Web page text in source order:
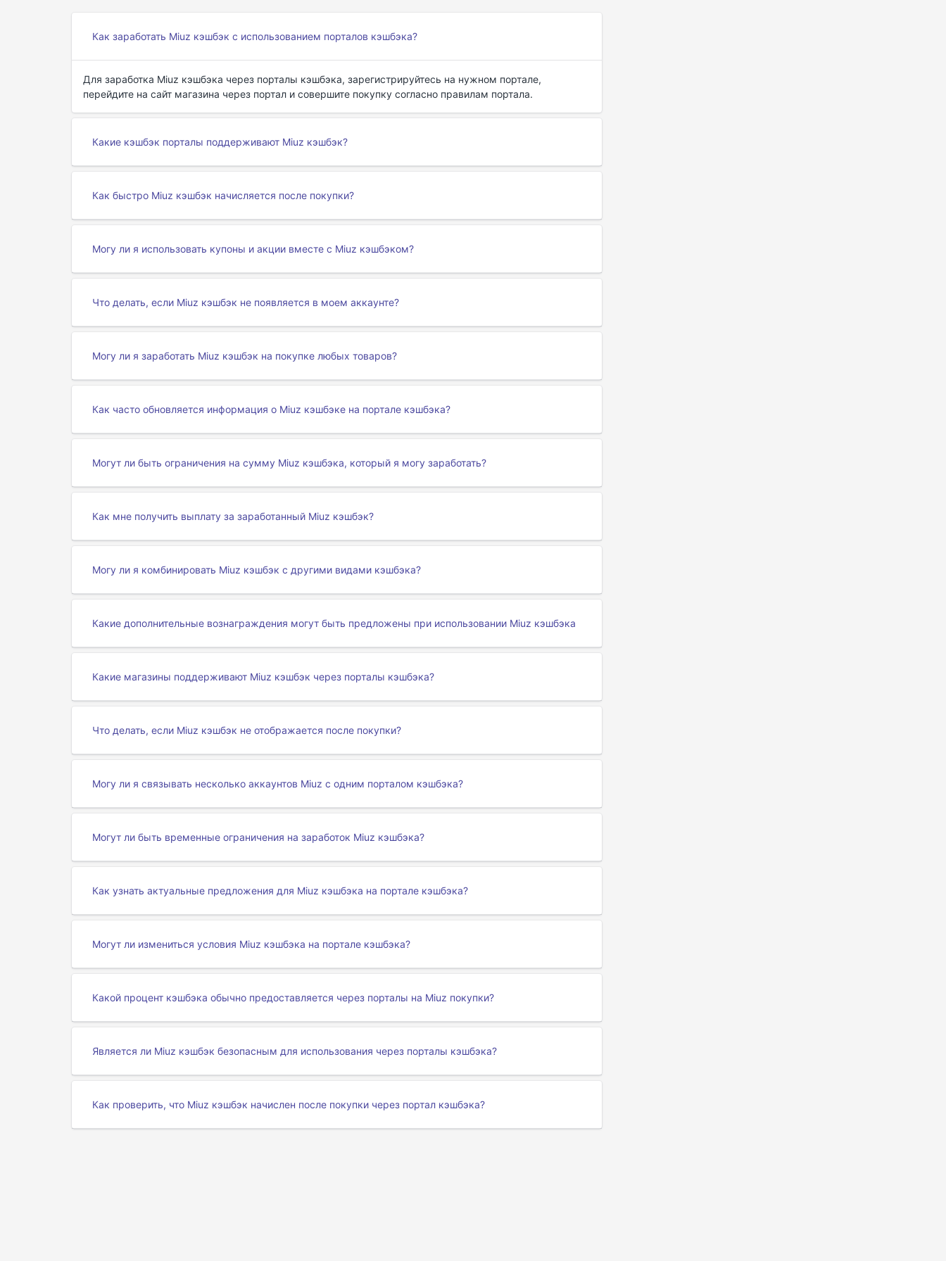
Как заработать Miuz кэшбэк с использованием порталов кэшбэка?
Для заработка Miuz кэшбэка через порталы кэшбэка, зарегистрируйтесь на нужном портале,
перейдите на сайт магазина через портал и совершите покупку согласно правилам портала.
Какие кэшбэк порталы поддерживают Miuz кэшбэк?
Как быстро Miuz кэшбэк начисляется после покупки?
Могу ли я использовать купоны и акции вместе с Miuz кэшбэком?
Что делать, если Miuz кэшбэк не появляется в моем аккаунте?
Могу ли я заработать Miuz кэшбэк на покупке любых товаров?
Как часто обновляется информация о Miuz кэшбэке на портале кэшбэка?
Могут ли быть ограничения на сумму Miuz кэшбэка, который я могу заработать?
Как мне получить выплату за заработанный Miuz кэшбэк?
Могу ли я комбинировать Miuz кэшбэк с другими видами кэшбэка?
Какие дополнительные вознаграждения могут быть предложены при использовании Miuz кэшбэка
Какие магазины поддерживают Miuz кэшбэк через порталы кэшбэка?
Что делать, если Miuz кэшбэк не отображается после покупки?
Могу ли я связывать несколько аккаунтов Miuz с одним порталом кэшбэка?
Могут ли быть временные ограничения на заработок Miuz кэшбэка?
Как узнать актуальные предложения для Miuz кэшбэка на портале кэшбэка?
Могут ли измениться условия Miuz кэшбэка на портале кэшбэка?
Какой процент кэшбэка обычно предоставляется через порталы на Miuz покупки?
Является ли Miuz кэшбэк безопасным для использования через порталы кэшбэка?
Как проверить, что Miuz кэшбэк начислен после покупки через портал кэшбэка?